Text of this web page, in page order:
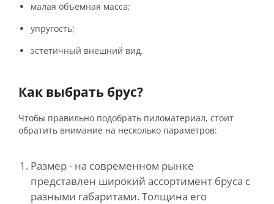
малая объемная масса;
упругость;
эстетичный внешний вид.
Как выбрать брус?
Чтобы правильно подобрать пиломатериал, стоит
обратить внимание на несколько параметров:
Размер - на современном рынке
представлен широкий ассортимент бруса с
разными габаритами. Толщина его